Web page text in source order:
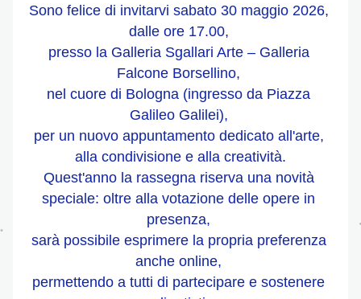
Sono felice di invitarvi sabato 30 maggio 2026,
dalle ore 17.00,
presso la Galleria Sgallari Arte – Galleria
Falcone Borsellino,
nel cuore di Bologna (ingresso da Piazza
Galileo Galilei),
per un nuovo appuntamento dedicato all'arte,
alla condivisione e alla creatività.
Quest'anno la rassegna riserva una novità
speciale: oltre alla votazione delle opere in
presenza,
sarà possibile esprimere la propria preferenza
anche online,
permettendo a tutti di partecipare e sostenere